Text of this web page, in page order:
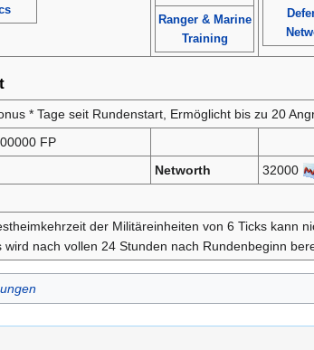
Ranger & Marine
Training
* Tage seit Rundenstart, Ermöglicht bis zu 20
FP
Networth
32000
der Militäreinheiten von 6 Ticks kann
wird nach vollen 24 Stunden nach Rundenbeginn